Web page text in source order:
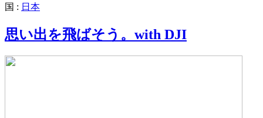
国 : 日本
思い出を飛ばそう。with DJI